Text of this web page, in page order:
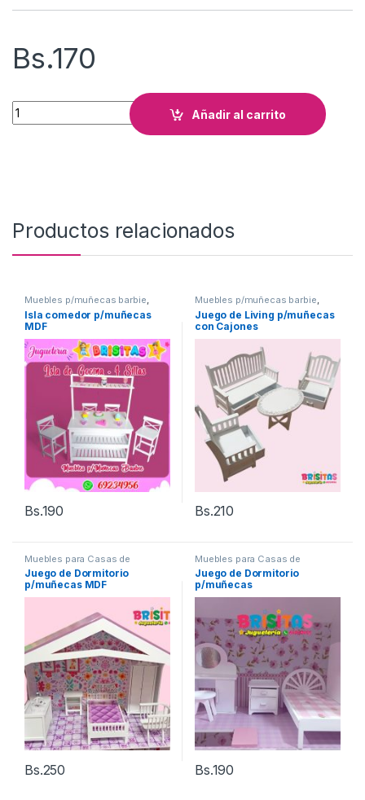
Bs.170
Juego de baño p/muñecas MDF cantidad
Añadir al carrito
Productos relacionados
Muebles p/muñecas barbie,
Muebles para Casas de
muñecas mdf
Isla comedor p/muñecas
MDF
Bs.190
Muebles p/muñecas barbie,
Muebles para Casas de
muñecas mdf
Juego de Living p/muñecas
con Cajones
Bs.210
Muebles para Casas de
muñecas mdf
Juego de Dormitorio
p/muñecas MDF
Bs.250
Muebles para Casas de
muñecas mdf
Juego de Dormitorio
p/muñecas
Bs.190